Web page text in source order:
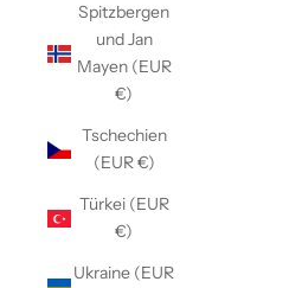
Spitzbergen
und Jan
Mayen (EUR
€)
Tschechien
(EUR €)
Türkei (EUR
€)
Ukraine (EUR